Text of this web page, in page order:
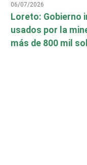
06/07/2026
Loreto: Gobierno
usados por la
más de 800 mil